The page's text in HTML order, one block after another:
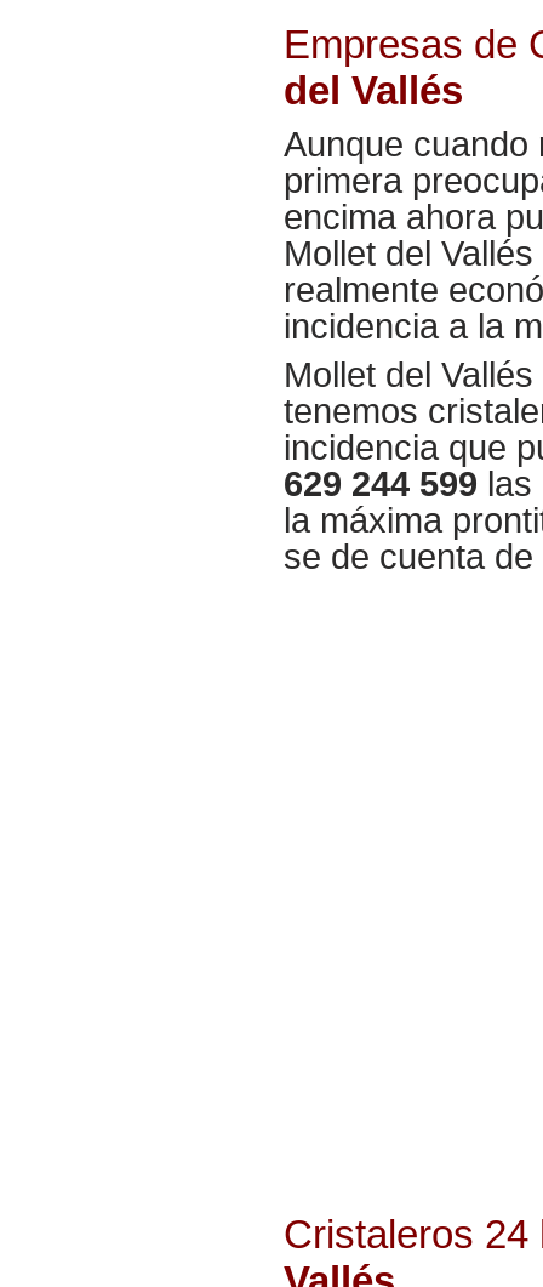
Empresas de
del Vallés
Aunque cuando
primera
encima ahora
Mollet del
realmente
incidencia a la
Mollet del
tenemos
incidencia que
629 244 599 las
la máxima
se de cuenta
Cristaleros